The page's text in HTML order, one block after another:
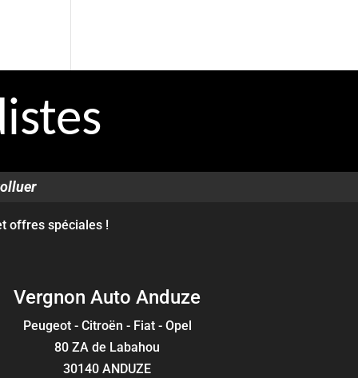
offres spéciales !
Vergnon Auto Anduze
Peugeot - Citroën - Fiat - Opel
80 ZA de Labahou
30140 ANDUZE